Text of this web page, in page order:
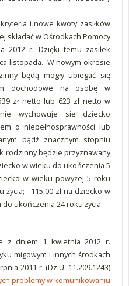
i nowe kwoty zasiłków
składać w Ośrodkach Pomocy
2012 r. Dzięki temu zasiłek
listopada. W nowym okresie
będą mogły ubiegać się
dochodowe na osobę w
zł netto lub 623 zł netto w
wychowuje się dziecko
o niepełnosprawności lub
bądź znacznym stopniu
rodzinny będzie przyznawany
w wieku do ukończenia 5
w wieku powyżej 5 roku
- 115,00 zł na dziecko w
ukończenia 24 roku życia.
z dniem 1 kwietnia 2012 r.
migowym i innych środkach
2011 r. (Dz.U. 11.209.1243)
problemy w komunikowaniu